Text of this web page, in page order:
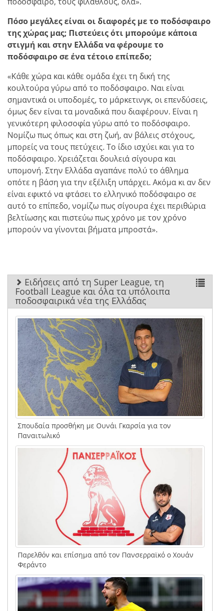
Πόσο μεγάλες είναι οι διαφορές με το ποδόσφαιρο
της χώρας μας; Πιστεύεις ότι μπορούμε κάποια
στιγμή και στην Ελλάδα να φέρουμε το
ποδόσφαιρο σε ένα τέτοιο επίπεδο;
«Κάθε χώρα και κάθε ομάδα έχει τη δική της
κουλτούρα γύρω από το ποδόσφαιρο. Ναι είναι
σημαντικά οι υποδομές, το μάρκετινγκ, οι επενδύσεις,
όμως δεν είναι τα μοναδικά που διαφέρουν. Είναι η
γενικότερη φιλοσοφία γύρω από το ποδόσφαιρο.
Νομίζω πως όπως και στη ζωή, αν βάλεις στόχους,
μπορείς να τους πετύχεις. Το ίδιο ισχύει και για το
ποδόσφαιρο. Χρειάζεται δουλειά σίγουρα και
υπομονή. Στην Ελλάδα αγαπάνε πολύ το άθλημα
οπότε η βάση για την εξέλιξη υπάρχει. Ακόμα κι αν δεν
είναι εφικτό να φτάσει το ελληνικό ποδόσφαιρο σε
αυτό το επίπεδο, νομίζω πως σίγουρα έχει περιθώρια
βελτίωσης και πιστεύω πως χρόνο με τον χρόνο
μπορούν να γίνονται βήματα μπροστά».
Ειδήσεις από τη Super League, τη
Football League και όλα τα υπόλοιπα
ποδοσφαιρικά νέα της Ελλάδας
Σπουδαία προσθήκη με Ουνάι Γκαρσία για τον
Παναιτωλικό
Παρελθόν και επίσημα από τον Πανσερραϊκό ο Χουάν
Φεράντο